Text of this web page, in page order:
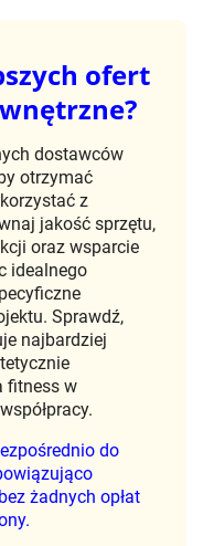
ofert
dostawców
otrzymać
z
jakość sprzętu,
oraz wsparcie
idealnego
Sprawdź,
najbardziej
fitness w
do